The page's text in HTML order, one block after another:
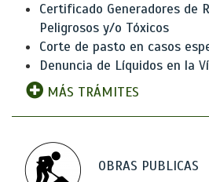
Certificado Generadores de
Peligrosos y/o Tóxicos
Corte de pasto en casos
Denuncia de Líquidos en la
MÁS TRÁMITES
OBRAS PUBLICAS